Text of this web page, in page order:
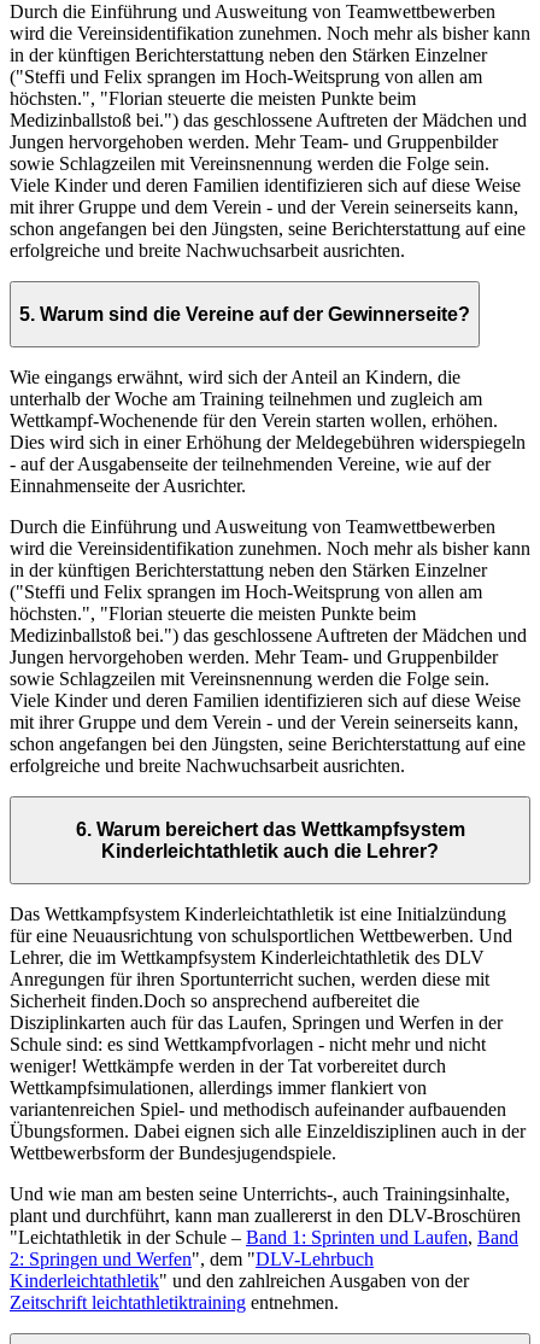
Durch die Einführung und Ausweitung von Teamwettbewerben
wird die Vereinsidentifikation zunehmen. Noch mehr als bisher kann
in der künftigen Berichterstattung neben den Stärken Einzelner
("Steffi und Felix sprangen im Hoch-Weitsprung von allen am
höchsten.", "Florian steuerte die meisten Punkte beim
Medizinballstoß bei.") das geschlossene Auftreten der Mädchen und
Jungen hervorgehoben werden. Mehr Team- und Gruppenbilder
sowie Schlagzeilen mit Vereinsnennung werden die Folge sein.
Viele Kinder und deren Familien identifizieren sich auf diese Weise
mit ihrer Gruppe und dem Verein - und der Verein seinerseits kann,
schon angefangen bei den Jüngsten, seine Berichterstattung auf eine
erfolgreiche und breite Nachwuchsarbeit ausrichten.
5. Warum sind die Vereine auf der Gewinnerseite?
Wie eingangs erwähnt, wird sich der Anteil an Kindern, die
unterhalb der Woche am Training teilnehmen und zugleich am
Wettkampf-Wochenende für den Verein starten wollen, erhöhen.
Dies wird sich in einer Erhöhung der Meldegebühren widerspiegeln
- auf der Ausgabenseite der teilnehmenden Vereine, wie auf der
Einnahmenseite der Ausrichter.
Durch die Einführung und Ausweitung von Teamwettbewerben
wird die Vereinsidentifikation zunehmen. Noch mehr als bisher kann
in der künftigen Berichterstattung neben den Stärken Einzelner
("Steffi und Felix sprangen im Hoch-Weitsprung von allen am
höchsten.", "Florian steuerte die meisten Punkte beim
Medizinballstoß bei.") das geschlossene Auftreten der Mädchen und
Jungen hervorgehoben werden. Mehr Team- und Gruppenbilder
sowie Schlagzeilen mit Vereinsnennung werden die Folge sein.
Viele Kinder und deren Familien identifizieren sich auf diese Weise
mit ihrer Gruppe und dem Verein - und der Verein seinerseits kann,
schon angefangen bei den Jüngsten, seine Berichterstattung auf eine
erfolgreiche und breite Nachwuchsarbeit ausrichten.
6. Warum bereichert das Wettkampfsystem
Kinderleichtathletik auch die Lehrer?
Das Wettkampfsystem Kinderleichtathletik ist eine Initialzündung
für eine Neuausrichtung von schulsportlichen Wettbewerben. Und
Lehrer, die im Wettkampfsystem Kinderleichtathletik des DLV
Anregungen für ihren Sportunterricht suchen, werden diese mit
Sicherheit finden.Doch so ansprechend aufbereitet die
Disziplinkarten auch für das Laufen, Springen und Werfen in der
Schule sind: es sind Wettkampfvorlagen - nicht mehr und nicht
weniger! Wettkämpfe werden in der Tat vorbereitet durch
Wettkampfsimulationen, allerdings immer flankiert von
variantenreichen Spiel- und methodisch aufeinander aufbauenden
Übungsformen. Dabei eignen sich alle Einzeldisziplinen auch in der
Wettbewerbsform der Bundesjugendspiele.
Und wie man am besten seine Unterrichts-, auch Trainingsinhalte,
plant und durchführt, kann man zuallererst in den DLV-Broschüren
"Leichtathletik in der Schule – Band 1: Sprinten und Laufen, Band
2: Springen und Werfen", dem "DLV-Lehrbuch
Kinderleichtathletik" und den zahlreichen Ausgaben von der
Zeitschrift leichtathletiktraining entnehmen.